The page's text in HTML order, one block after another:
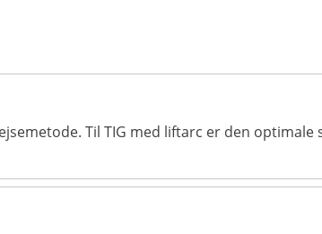
Til TIG med liftarc er den